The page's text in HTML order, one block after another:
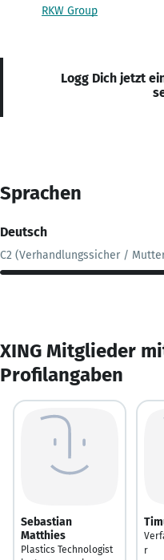
RKW Group
Logg Dich jetzt
Sprachen
Deutsch
C2 (Verhandlungssicher /
XING Mitglieder
Profilangaben
Sebastian
Matthies
Plastics Technologist
r